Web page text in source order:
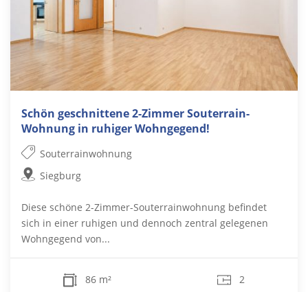
Schön geschnittene 2-Zimmer Souterrain-
Wohnung in ruhiger Wohngegend!
Souterrainwohnung
Siegburg
Diese schöne 2-Zimmer-Souterrainwohnung befindet
sich in einer ruhigen und dennoch zentral gelegenen
Wohngegend von...
86 m² 2